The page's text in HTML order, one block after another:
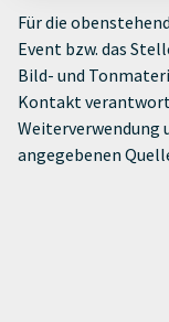
Für die
Event bzw. das
Bild- und
Kontakt
Weiterverwendung
angegebenen